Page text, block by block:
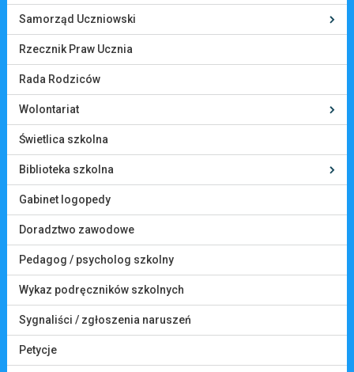
Samorząd Uczniowski
Rzecznik Praw Ucznia
Rada Rodziców
Wolontariat
Świetlica szkolna
Biblioteka szkolna
Gabinet logopedy
Doradztwo zawodowe
Pedagog / psycholog szkolny
Wykaz podręczników szkolnych
Sygnaliści / zgłoszenia naruszeń
Petycje